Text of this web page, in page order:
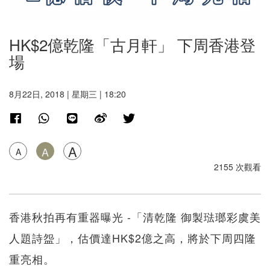
HK$2億乾隆「古月軒」 下周香港登
場
8月22日, 2018 | 星期三 | 18:20
A A A
2155 次觀看
香港秋拍再有重器曝光 -「清乾隆 御製琺瑯彩虞美
人題詩盌」，估價達HK$2億之高，將於下周四隆
重亮相。